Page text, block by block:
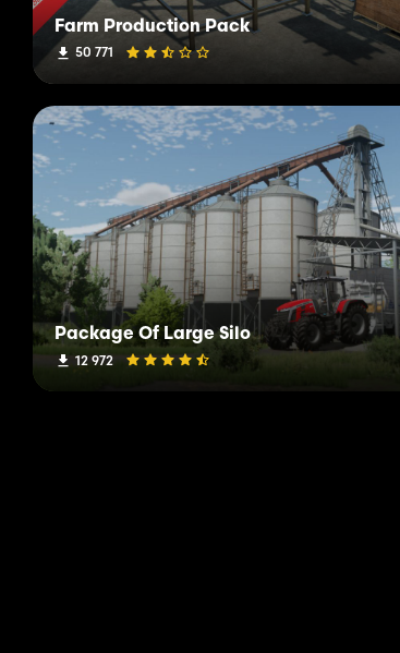
Farm Production Pack
50 771
Package Of Large Silo
12 972